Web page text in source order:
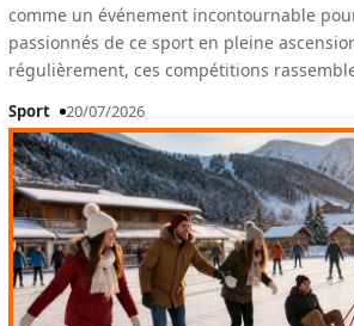
comme un événement incontournable
passionnés de ce sport en pleine
régulièrement, ces compétitions
Sport 20/07/2026